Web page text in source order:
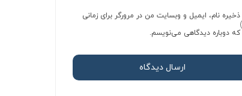
ذخیره نام، ایمیل و وبسایت من در مرورگر برای زمانی
که دوباره دیدگاهی می‌نویسم.